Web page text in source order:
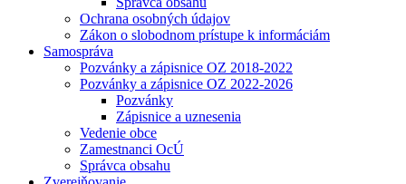
Ochrana osobných údajov
Zákon o slobodnom prístupe k informáciám
Samospráva
Pozvánky a zápisnice OZ 2018-2022
Pozvánky a zápisnice OZ 2022-2026
Pozvánky
Zápisnice a uznesenia
Vedenie obce
Zamestnanci OcÚ
Správca obsahu